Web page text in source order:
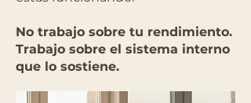
No trabajo sobre tu rendimiento.
Trabajo sobre el sistema interno
que lo sostiene.